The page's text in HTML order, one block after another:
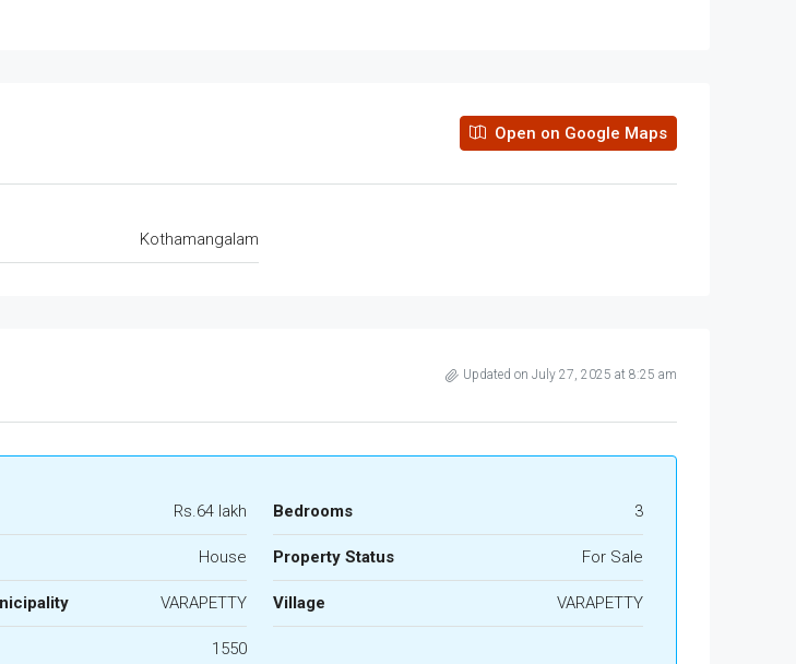
Open on Google Maps
Kothamangalam
Updated on July 27, 2025 at 8:25 am
Rs.64 lakh Bedrooms 3
House Property Status For Sale
VARAPETTY Village VARAPETTY
1550